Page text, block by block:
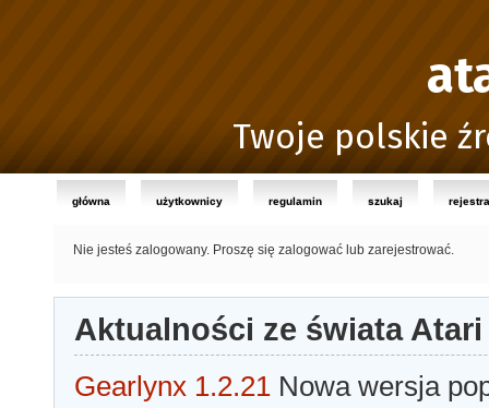
Twoje polskie
główna użytkownicy regulamin szukaj
Nie jesteś zalogowany. Proszę się zalogować lub zarejestrować.
Aktualności ze świata Atari
Gearlynx 1.2.21 Nowa wersja